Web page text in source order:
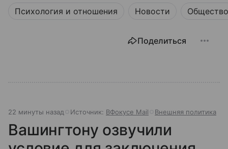
Психология и отношения Новости Общество
Поделиться
22 минуты назад Источник: ВФокусе Mail Внешняя политика
Вашингтону озвучили